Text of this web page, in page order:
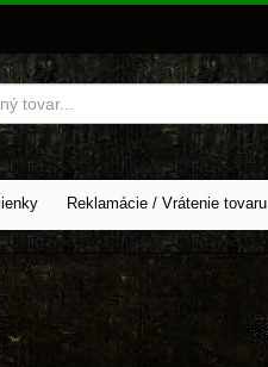
Reklamácie / Vrátenie tovaru